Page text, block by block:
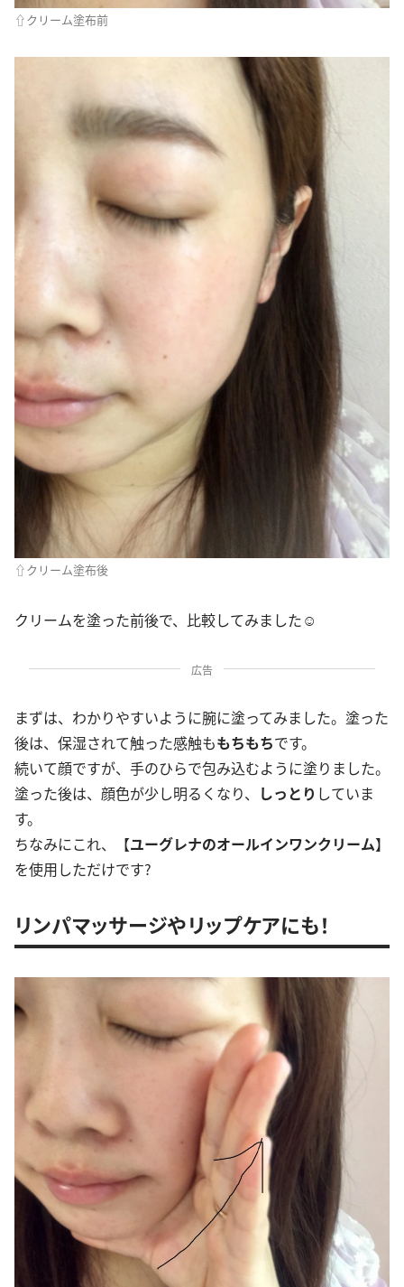
⇧クリーム塗布前
⇧クリーム塗布後
クリームを塗った前後で、比較してみました☺︎
広告
まずは、わかりやすいように腕に塗ってみました。塗った
後は、保湿されて触った感触ももちもちです。
続いて顔ですが、手のひらで包み込むように塗りました。
塗った後は、顔色が少し明るくなり、
しっとり していま
す。
ちなみにこれ、【ユーグレナのオールインワンクリーム】
を使用しただけです?
リンパマッサージやリップケアにも！